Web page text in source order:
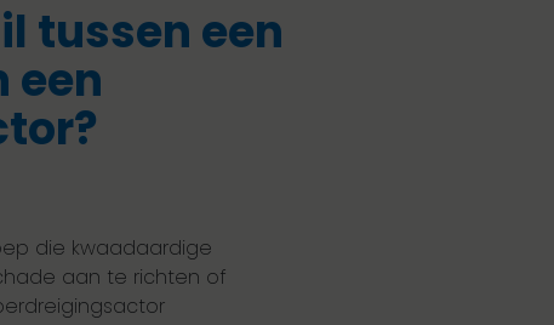
tussen een
een
die kwaadaardige
aan te richten of